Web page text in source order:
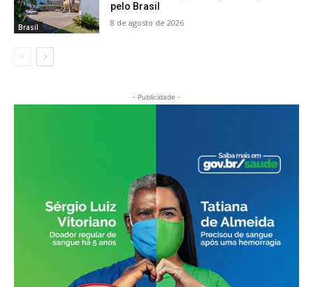
Brasil
pelo Brasil
8 de agosto de 2026
- Publicidade -